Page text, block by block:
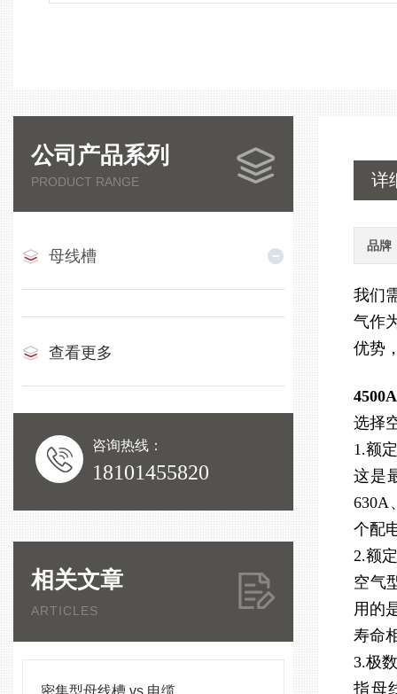
公司产品系列
PRODUCT RANGE
母线槽
查看更多
咨询热线：
18101455820
相关文章
ARTICLES
密集型母线槽 vs 电缆
详
品牌
我们
气作
优势
选择
1.额
这是
630A
个配
2.额
空气
用的
寿命
3.极
指母